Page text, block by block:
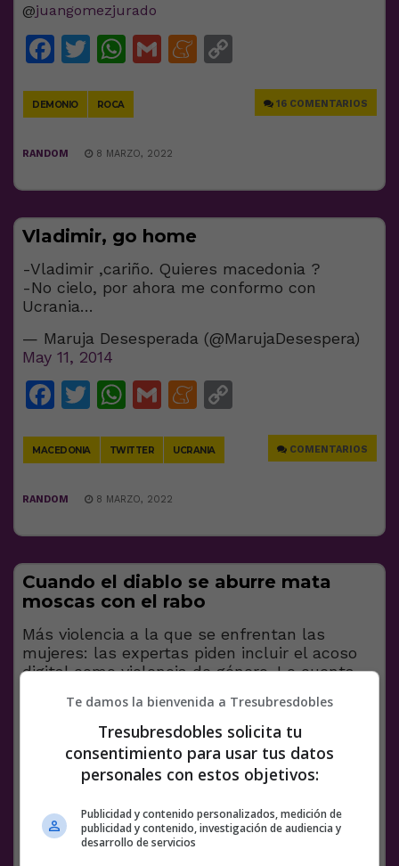
@juangomezjurado
Facebook
Twitter
WhatsApp
GmailMeneame
DEMONIO ROCA 16 COMENTARIOS
RANDOM 8 MARZO, 2022
Vladimir, go home
-Vladimir ,cariño. Quieres macedonia ?
-No cielo, por ahora me conformo con
Ucrania…
— Maruja Desesperada (@MarujaDesespera)
May 11, 2014
Facebook
Twitter
WhatsApp
GmailMeneame
MACEDONIA TWITTER UCRANIA COMENTARIOS
RANDOM 8 MARZO, 2022
Cuando el diablo se aburre mata
moscas con el rabo
Más violencia a la que se enfrentan las
mujeres: las expertas piden incluir el acoso
digital como violencia de género. Lo cuenta
— El HuffPost (@ElHuffPost) March 8, 2022
Facebook
Twitter
WhatsApp
Gmail
Meneame
Copy
Link
VIOLENCIA DE GÉNERO 6 COMENTARIOS
Te damos la bienvenida a Tresubresdobles
Tresubresdobles solicita tu
consentimiento para usar tus datos
personales con estos objetivos:
Publicidad y contenido personalizados, medición de
publicidad y contenido, investigación de audiencia y
desarrollo de servicios